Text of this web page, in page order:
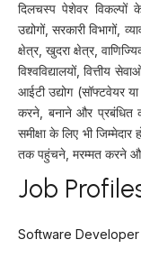
दिलचस्प पेशेवर विकल्पों
उद्योगों, सरकारी विभागों,
क्षेत्र, खुदरा क्षेत्र,
विश्वविद्यालयों, वित्तीय
आईटी उद्योग (सॉफ्टवेयर
करने, बनाने और प्रबंधित
समीक्षा के लिए भी
तक पहुंचने, मरम्मत करने
Job
Software Developer